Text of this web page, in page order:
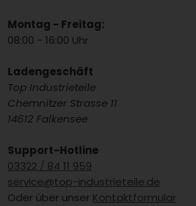
Montag - Freitag:
08:00 - 16:00 Uhr
Ladengeschäft
Top Industrieteile
Chemnitzer Strasse 11
14612 Falkensee
Support-Hotline
03322 / 84 11 959
service@top-industrieteile.de
Oder über unser Kontaktformular